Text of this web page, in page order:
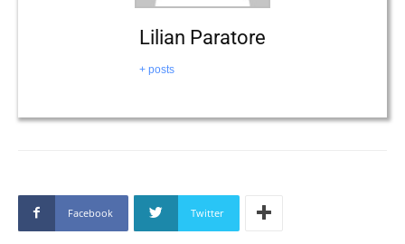
Lilian Paratore
+ posts
Facebook Twitter